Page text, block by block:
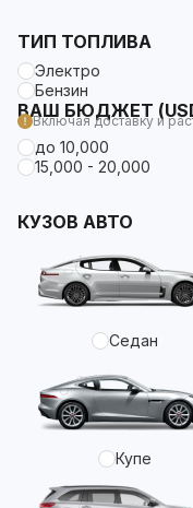
ТИП ТОПЛИВА
Электро
Бензин
ВАШ БЮДЖЕТ
Включая доставку и
до 10,000
15,000 - 20,000
КУЗОВ АВТО
Седан
Купе